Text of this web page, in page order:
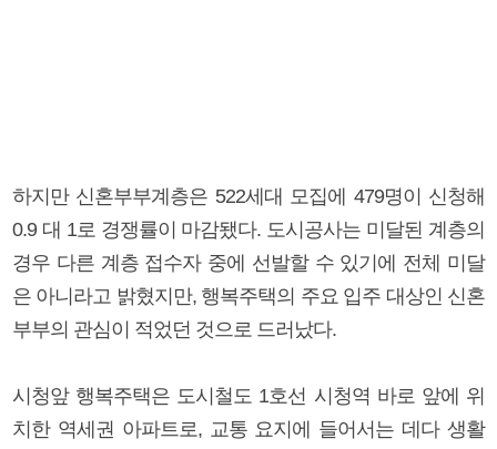
하지만 신혼부부계층은 522세대 모집에 479명이 신청해
0.9 대 1로 경쟁률이 마감됐다. 도시공사는 미달된 계층의
경우 다른 계층 접수자 중에 선발할 수 있기에 전체 미달
은 아니라고 밝혔지만, 행복주택의 주요 입주 대상인 신혼
부부의 관심이 적었던 것으로 드러났다.
시청앞 행복주택은 도시철도 1호선 시청역 바로 앞에 위
치한 역세권 아파트로, 교통 요지에 들어서는 데다 생활